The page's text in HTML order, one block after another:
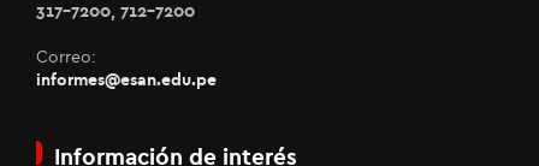
317-7200, 712-7200
Correo:
informes@esan.edu.pe
Información de interés